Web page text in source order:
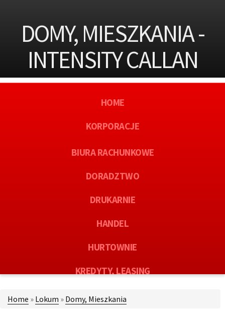
DOMY, MIESZKANIA -
INTENSITY CALLAN
HOME
KORPORACJE
BIURA RACHUNKOWE
DORADZTWO
DRUKARNIE
HANDEL
HURTOWNIE
KREDYTY, LEASING
OFERTY PRACY
Home » Lokum » Domy, Mieszkania